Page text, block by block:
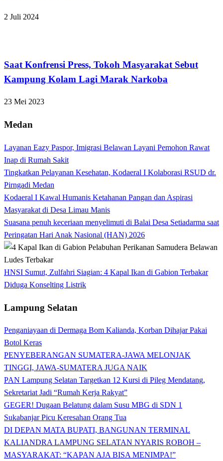
2 Juli 2024
Saat Konfrensi Press, Tokoh Masyarakat Sebut
Kampung Kolam Lagi Marak Narkoba
23 Mei 2023
Medan
Layanan Eazy Paspor, Imigrasi Belawan Layani Pemohon Rawat
Inap di Rumah Sakit
Tingkatkan Pelayanan Kesehatan, Kodaeral I Kolaborasi RSUD dr.
Pirngadi Medan‎
Kodaeral I Kawal Humanis Ketahanan Pangan dan Aspirasi
Masyarakat di Desa Limau Manis
Suasana penuh keceriaan menyelimuti di Balai Desa Setiadarma saat
Peringatan Hari Anak Nasional (HAN) 2026
HNSI Sumut, Zulfahri Siagian: 4 Kapal Ikan di Gabion Terbakar
Diduga Konselting Listrik
Lampung Selatan
Penganiayaan di Dermaga Bom Kalianda, Korban Dihajar Pakai
Botol Keras
PENYEBERANGAN SUMATERA-JAWA MELONJAK
TINGGI, JAWA-SUMATERA JUGA NAIK
PAN Lampung Selatan Targetkan 12 Kursi di Pileg Mendatang,
Sekretariat Jadi “Rumah Kerja Rakyat”
GEGER! Dugaan Belatung dalam Susu MBG di SDN 1
Sukabanjar Picu Keresahan Orang Tua
DI DEPAN MATA BUPATI, BANGUNAN TERMINAL
KALIANDRA LAMPUNG SELATAN NYARIS ROBOH –
MASYARAKAT: “KAPAN AJA BISA MENIMPA!”